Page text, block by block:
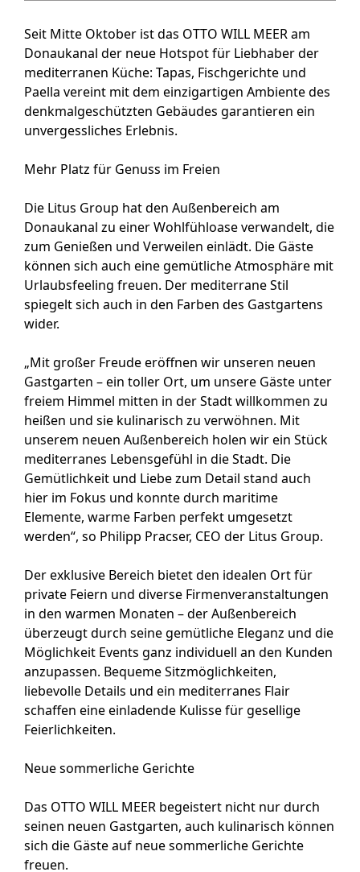
Seit Mitte Oktober ist das OTTO WILL MEER am
Donaukanal der neue Hotspot für Liebhaber der
mediterranen Küche: Tapas, Fischgerichte und
Paella vereint mit dem einzigartigen Ambiente des
denkmalgeschützten Gebäudes garantieren ein
unvergessliches Erlebnis.
Mehr Platz für Genuss im Freien
Die Litus Group hat den Außenbereich am
Donaukanal zu einer Wohlfühloase verwandelt, die
zum Genießen und Verweilen einlädt. Die Gäste
können sich auch eine gemütliche Atmosphäre mit
Urlaubsfeeling freuen. Der mediterrane Stil
spiegelt sich auch in den Farben des Gastgartens
wider.
„Mit großer Freude eröffnen wir unseren neuen
Gastgarten – ein toller Ort, um unsere Gäste unter
freiem Himmel mitten in der Stadt willkommen zu
heißen und sie kulinarisch zu verwöhnen. Mit
unserem neuen Außenbereich holen wir ein Stück
mediterranes Lebensgefühl in die Stadt. Die
Gemütlichkeit und Liebe zum Detail stand auch
hier im Fokus und konnte durch maritime
Elemente, warme Farben perfekt umgesetzt
werden“, so Philipp Pracser, CEO der Litus Group.
Der exklusive Bereich bietet den idealen Ort für
private Feiern und diverse Firmenveranstaltungen
in den warmen Monaten – der Außenbereich
überzeugt durch seine gemütliche Eleganz und die
Möglichkeit Events ganz individuell an den Kunden
anzupassen. Bequeme Sitzmöglichkeiten,
liebevolle Details und ein mediterranes Flair
schaffen eine einladende Kulisse für gesellige
Feierlichkeiten.
Neue sommerliche Gerichte
Das OTTO WILL MEER begeistert nicht nur durch
seinen neuen Gastgarten, auch kulinarisch können
sich die Gäste auf neue sommerliche Gerichte
freuen.